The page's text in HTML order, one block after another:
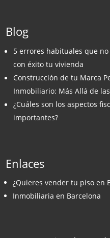
Blog
5 errores habituales que
con éxito tu vivienda
Construcción de tu Marca
Inmobiliario: Más Allá de
¿Cuáles son los aspectos
importantes?
Enlaces
¿Quieres vender tu piso en
Inmobiliaria en Barcelona